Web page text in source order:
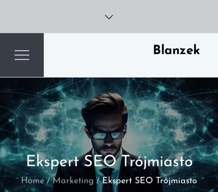
content
Blanzek
Ekspert SEO Trójmiasto
Home Marketing Ekspert SEO Trójmiasto